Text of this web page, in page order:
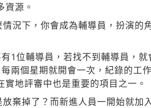
源。
況下，你會成為輔導員，扮演的
1位輔導員，若找不到輔導員，
兩個星期就開會一次，紀錄的工
地評審中也是重要的項目之一。
棄掉了？而新進人員一開始就加